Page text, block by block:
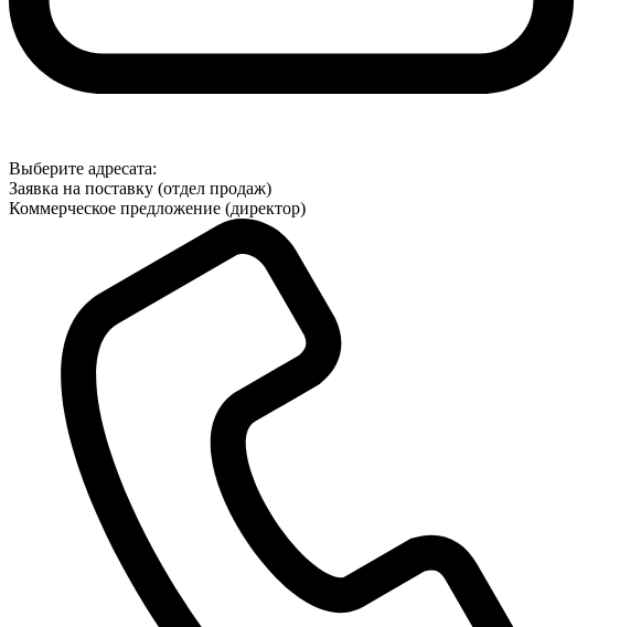
Выберите адресата:
Заявка на поставку (отдел продаж)
Коммерческое предложение (директор)